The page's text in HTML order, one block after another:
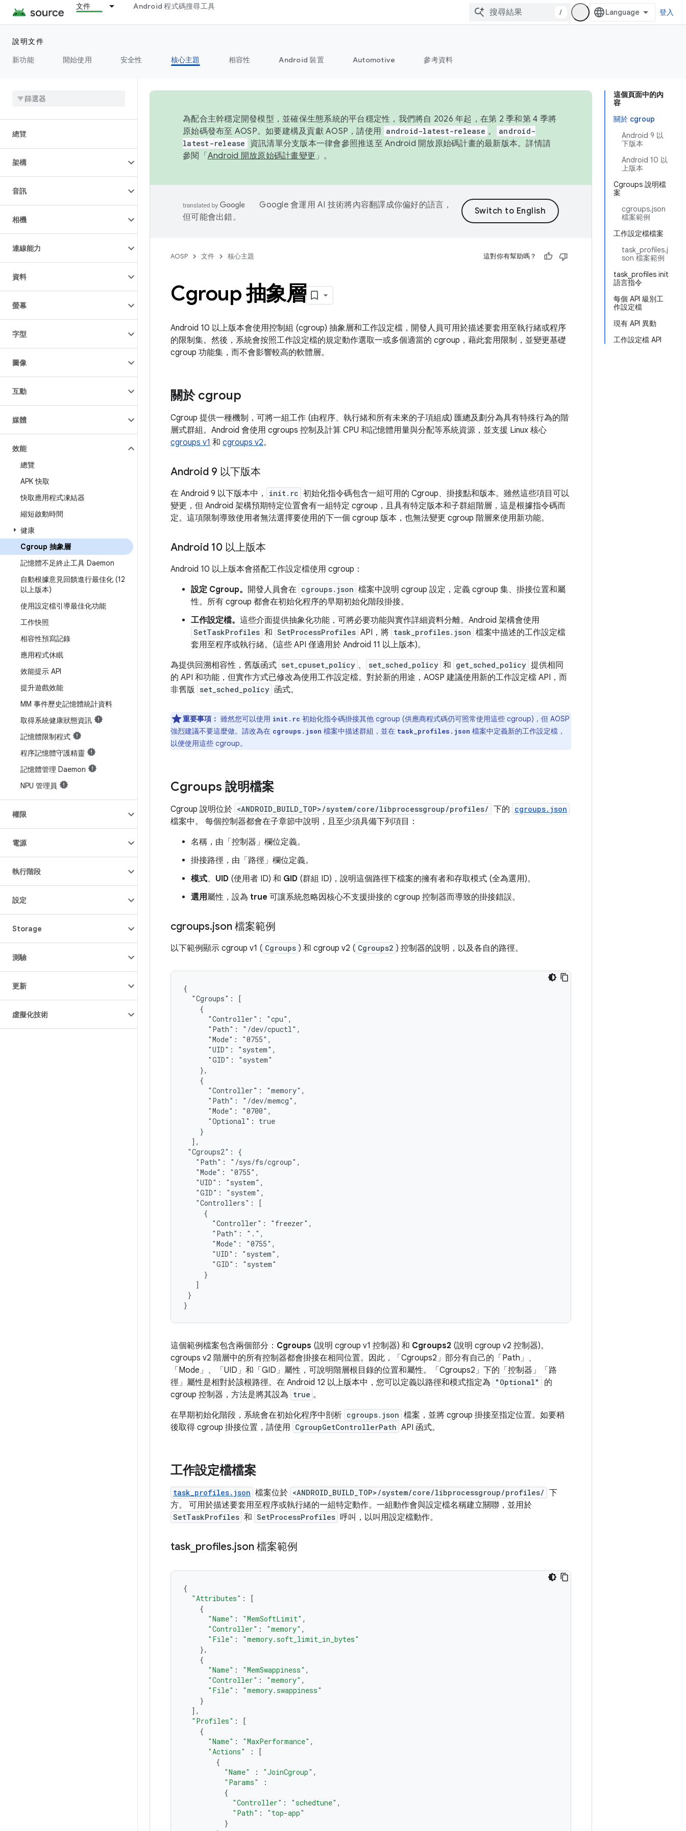
文件 Android 程式碼搜尋工具
/ 登入
說明文件
新功能
開始使用 安全性 核心主題 相容性 Android 裝置 Automotive 參考資料
總覽
架構
音訊
相機
連線能力
資料
螢幕
字型
圖像
互動
媒體
效能
總覽
APK 快取
快取應用程式凍結器
縮短啟動時間
健康
Cgroup 抽象層
記憶體不足終止工具 Daemon
自動根據意見回饋進行最佳化 (12
以上版本)
使用設定檔引導最佳化功能
工作快照
相容性預寫記錄
應用程式休眠
效能提示 API
提升遊戲效能
MM 事件歷史記憶體統計資料
取得系統健康狀態資訊
記憶體限制程式
程序記憶體守護精靈
記憶體管理 Daemon
NPU 管理員
權限
電源
執行階段
設定
Storage
測驗
更新
虛擬化技術
這個頁面中的內
容
關於 cgroup
Android 9 以
下版本
Android 10 以
上版本
Cgroups 說明檔
案
cgroups.json
檔案範例
工作設定檔檔案
task_profiles.j
son 檔案範例
task_profiles init
語言指令
每個 API 級別工
作設定檔
現有 API 異動
工作設定檔 API
為配合主幹穩定開發模型，並確保生態系統的平台穩定性，我們將自 2026 年起，在第 2 季和第 4 季將
原始碼發布至 AOSP。如要建構及貢獻 AOSP，請使用 android-latest-release 。
android-
latest-release
資訊清單分支版本一律會參照推送至 Android 開放原始碼計畫的最新版本。詳情請
參閱「 Android 開放原始碼計畫變更 」。
Google 會運用 AI 技術將內容翻譯成你偏好的語言，
但可能會出錯。
AOSP 文件 核心主題 這對你有幫助嗎？
Cgroup 抽象層
Android 10 以上版本會使用控制組 (cgroup) 抽象層和工作設定檔，開發人員可用於描述要套用至執行緒或程序
的限制集。然後，系統會按照工作設定檔的規定動作選取一或多個適當的 cgroup，藉此套用限制，並變更基礎
cgroup 功能集，而不會影響較高的軟體層。
關於 cgroup
Cgroup 提供一種機制，可將一組工作 (由程序、執行緒和所有未來的子項組成) 匯總及劃分為具有特殊行為的階
層式群組。Android 會使用 cgroups 控制及計算 CPU 和記憶體用量與分配等系統資源，並支援 Linux 核心
cgroups v1 和 cgroups v2。
Android 9 以下版本
在 Android 9 以下版本中， init.rc 初始化指令碼包含一組可用的 Cgroup、掛接點和版本。雖然這些項目可以
變更，但 Android 架構預期特定位置會有一組特定 cgroup，且具有特定版本和子群組階層，這是根據指令碼而
定。這項限制導致使用者無法選擇要使用的下一個 cgroup 版本，也無法變更 cgroup 階層來使用新功能。
Android 10 以上版本
Android 10 以上版本會搭配工作設定檔使用 cgroup：
設定 Cgroup。 開發人員會在 cgroups.json 檔案中說明 cgroup 設定，定義 cgroup 集、掛接位置和屬
性。所有 cgroup 都會在初始化程序的早期初始化階段掛接。
工作設定檔。 這些介面提供抽象化功能，可將必要功能與實作詳細資料分離。Android 架構會使用
SetTaskProfiles 和 SetProcessProfiles API，將 task_profiles.json 檔案中描述的工作設定檔
套用至程序或執行緒。(這些 API 僅適用於 Android 11 以上版本)。
為提供回溯相容性，舊版函式 set_cpuset_policy 、 set_sched_policy 和 get_sched_policy 提供相同
的 API 和功能，但實作方式已修改為使用工作設定檔。對於新的用途，AOSP 建議使用新的工作設定檔 API，而
非舊版 set_sched_policy 函式。
重要事項： 雖然您可以使用 init.rc 初始化指令碼掛接其他 cgroup (供應商程式碼仍可照常使用這些 cgroup)，但 AOSP
強烈建議不要這麼做。請改為在 cgroups.json 檔案中描述群組，並在 task_profiles.json 檔案中定義新的工作設定檔，
以便使用這些 cgroup。
Cgroups 說明檔案
Cgroup 說明位於 <ANDROID_BUILD_TOP>/system/core/libprocessgroup/profiles/ 下的 cgroups.json
檔案中。 每個控制器都會在子章節中說明，且至少須具備下列項目：
名稱，由「控制器」 欄位定義。
掛接路徑，由「路徑」 欄位定義。
模式、 UID (使用者 ID) 和 GID (群組 ID)，說明這個路徑下檔案的擁有者和存取模式 (全為選用)。
選用屬性，設為 true 可讓系統忽略因核心不支援掛接的 cgroup 控制器而導致的掛接錯誤。
cgroups.json 檔案範例
以下範例顯示 cgroup v1 ( Cgroups ) 和 cgroup v2 ( Cgroups2 ) 控制器的說明，以及各自的路徑。
{
  "Cgroups": [
    {
      "Controller": "cpu",
      "Path": "/dev/cpuctl",
      "Mode": "0755",
      "UID": "system",
      "GID": "system"
    },
    {
      "Controller": "memory",
      "Path": "/dev/memcg",
      "Mode": "0700",
      "Optional": true
    }
  ],
"Cgroups2": {
   "Path": "/sys/fs/cgroup",
   "Mode": "0755",
   "UID": "system",
   "GID": "system",
   "Controllers": [
     {
       "Controller": "freezer",
       "Path": ".",
       "Mode": "0755",
       "UID": "system",
       "GID": "system"
     }
   ]
}
這個範例檔案包含兩個部分： Cgroups (說明 cgroup v1 控制器) 和 Cgroups2 (說明 cgroup v2 控制器)。
cgroups v2 階層中的所有控制器都會掛接在相同位置。因此，「Cgroups2」 部分有自己的「Path」 、
「Mode」 、「UID」 和「GID」 屬性，可說明階層根目錄的位置和屬性。「Cgroups2」 下的「控制器」
「路
徑」屬性是相對於該根路徑。在 Android 12 以上版本中，您可以定義以路徑和模式指定為
"Optional"
的
cgroup 控制器，方法是將其設為 true 。
在早期初始化階段，系統會在初始化程序中剖析 cgroups.json 檔案，並將 cgroup 掛接至指定位置。如要稍
後取得 cgroup 掛接位置，請使用 CgroupGetControllerPath API 函式。
工作設定檔檔案
task_profiles.json 檔案位於 <ANDROID_BUILD_TOP>/system/core/libprocessgroup/profiles/ 下
方。 可用於描述要套用至程序或執行緒的一組特定動作。一組動作會與設定檔名稱建立關聯，並用於
SetTaskProfiles 和 SetProcessProfiles 呼叫，以叫用設定檔動作。
task profiles.json 檔案範例
{
"Attributes" :
[
{
"Name" : "MemSoftLimit" ,
"Controller" : "memory" ,
"File" :
"memory.soft_limit_in_bytes"
},
{
"Name" : "MemSwappiness" ,
"Controller" : "memory" ,
"File" :
"memory.swappiness"
}
],
"Profiles" :
[
{
"Name" : "MaxPerformance" ,
"Actions"
:
[
{
"Name"
: "JoinCgroup" ,
"Params"
:
{
"Controller" : "schedtune" ,
"Path" :
"top-app"
}